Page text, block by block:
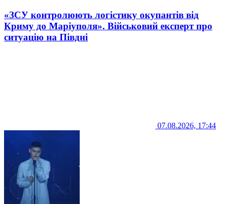
«ЗСУ контролюють логістику окупантів від
Криму до Маріуполя». Військовий експерт про
ситуацію на Півдні
07.08.2026, 17:44